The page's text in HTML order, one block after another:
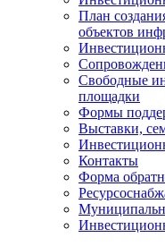
План
объектов
Свободные
площадки
Формы
Выставки,
Контакты
Форма